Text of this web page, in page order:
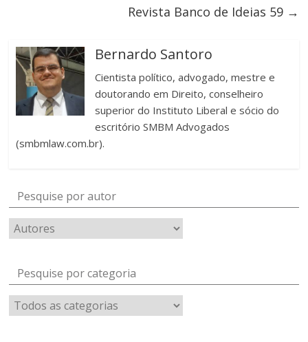
Revista Banco de Ideias 59 →
Bernardo Santoro
Cientista político, advogado, mestre e
doutorando em Direito, conselheiro
superior do Instituto Liberal e sócio do
escritório SMBM Advogados
(smbmlaw.com.br).
Pesquise por autor
Pesquise por categoria